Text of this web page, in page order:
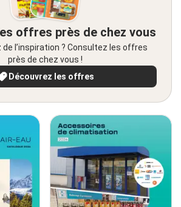
offres près de chez vous
l’inspiration ? Consultez les offres
près de chez vous !
Découvrez les offres